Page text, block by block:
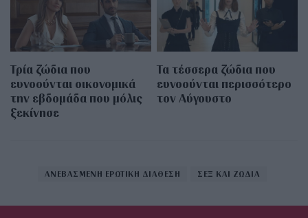
Τρία ζώδια που
ευνοούνται οικονομικά
την εβδομάδα που μόλις
ξεκίνησε
Τα τέσσερα ζώδια που
ευνοούνται περισσότερο
τον Αύγουστο
ΑΝΕΒΑΣΜΕΝΗ ΕΡΩΤΙΚΗ ΔΙΑΘΕΣΗ ΣΕΞ ΚΑΙ ΖΩΔΙΑ